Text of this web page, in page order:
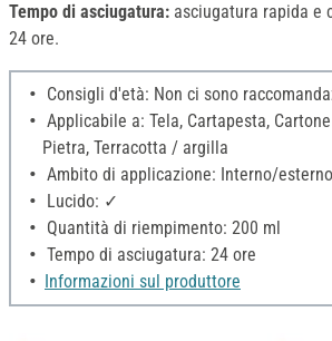
Tempo di asciugatura: asciugatura rapida e
24 ore.
Consigli d'età: Non ci sono
Applicabile a: Tela, Cartapesta,
Pietra, Terracotta / argilla
Ambito di applicazione: Interno/esterno
Lucido: ✓
Quantità di riempimento: 200 ml
Tempo di asciugatura: 24 ore
Informazioni sul produttore